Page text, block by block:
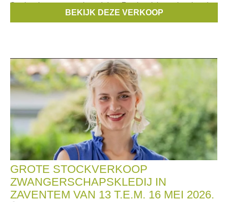
Stockverkoop georganiseerd door Zorgboetiek van (prothese)
badpakken van de merken Anita en Amoena.
BEKIJK DEZE VERKOOP
GROTE STOCKVERKOOP
ZWANGERSCHAPSKLEDIJ IN
ZAVENTEM VAN 13 T.E.M. 16 MEI 2026.